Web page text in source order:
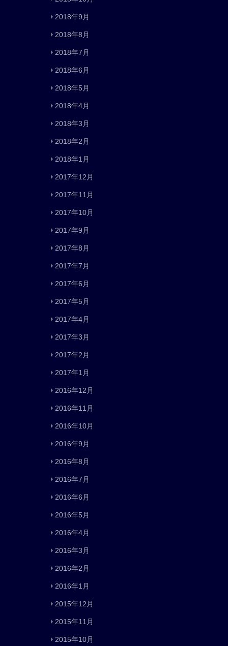
2018年9月
2018年8月
2018年7月
2018年6月
2018年5月
2018年4月
2018年3月
2018年2月
2018年1月
2017年12月
2017年11月
2017年10月
2017年9月
2017年8月
2017年7月
2017年6月
2017年5月
2017年4月
2017年3月
2017年2月
2017年1月
2016年12月
2016年11月
2016年10月
2016年9月
2016年8月
2016年7月
2016年6月
2016年5月
2016年4月
2016年3月
2016年2月
2016年1月
2015年12月
2015年11月
2015年10月